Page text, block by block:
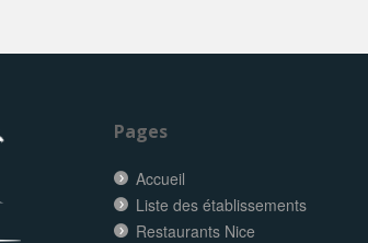
Pages
Accueil
Liste des établissements
Restaurants Nice